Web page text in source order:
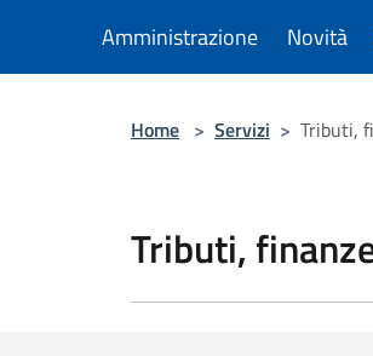
Amministrazione Novità
Home > Servizi > Tributi,
Tributi,